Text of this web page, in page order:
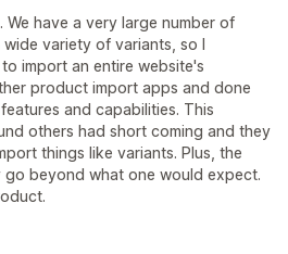
have a very large number of
variety of variants, so I
import an entire website's
product import apps and done
and capabilities. This
others had short coming and they
things like variants. Plus, the
beyond what one would expect.